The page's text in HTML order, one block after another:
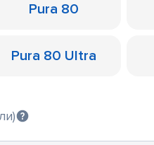
Pura 80
Pura 80 Ultra